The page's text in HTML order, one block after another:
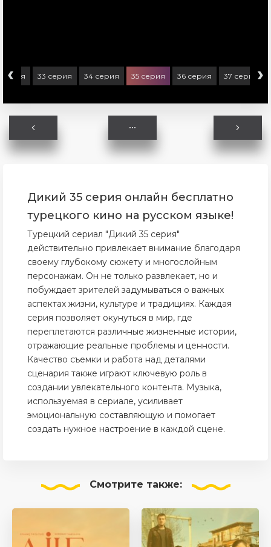
‹
серия 33 серия 34 серия 35 серия 36 серия 37 серия›
Дикий 35 серия онлайн бесплатно
турецкого кино на русском языке!
Турецкий сериал "Дикий 35 серия"
действительно привлекает внимание благодаря
своему глубокому сюжету и многослойным
персонажам. Он не только развлекает, но и
побуждает зрителей задумываться о важных
аспектах жизни, культуре и традициях. Каждая
серия позволяет окунуться в мир, где
переплетаются различные жизненные истории,
отражающие реальные проблемы и ценности.
Качество съемки и работа над деталями
сценария также играют ключевую роль в
создании увлекательного контента. Музыка,
используемая в сериале, усиливает
эмоциональную составляющую и помогает
создать нужное настроение в каждой сцене.
Смотрите также: